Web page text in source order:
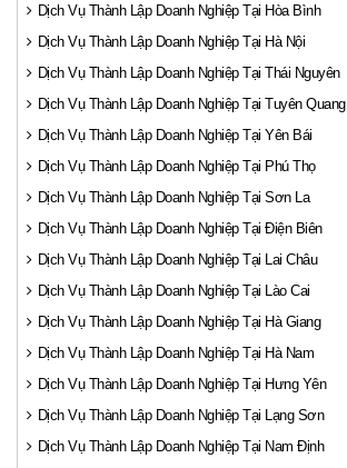
Dịch Vụ Thành Lập Doanh Nghiệp Tại Hòa Bình
Dịch Vụ Thành Lập Doanh Nghiệp Tại Hà Nội
Dịch Vụ Thành Lập Doanh Nghiệp Tại Thái Nguyên
Dịch Vụ Thành Lập Doanh Nghiệp Tại Tuyên Quang
Dịch Vụ Thành Lập Doanh Nghiệp Tại Yên Bái
Dịch Vụ Thành Lập Doanh Nghiệp Tại Phú Thọ
Dịch Vụ Thành Lập Doanh Nghiệp Tại Sơn La
Dịch Vụ Thành Lập Doanh Nghiệp Tại Điện Biên
Dịch Vụ Thành Lập Doanh Nghiệp Tại Lai Châu
Dịch Vụ Thành Lập Doanh Nghiệp Tại Lào Cai
Dịch Vụ Thành Lập Doanh Nghiệp Tại Hà Giang
Dịch Vụ Thành Lập Doanh Nghiệp Tại Hà Nam
Dịch Vụ Thành Lập Doanh Nghiệp Tại Hưng Yên
Dịch Vụ Thành Lập Doanh Nghiệp Tại Lạng Sơn
Dịch Vụ Thành Lập Doanh Nghiệp Tại Nam Định